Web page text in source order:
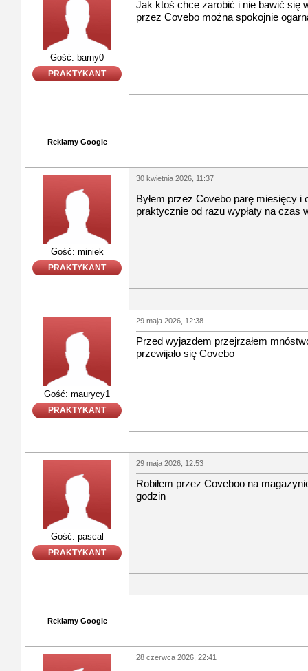
Gość: barny0
PRAKTYKANT
Jak ktoś chce zarobić i nie bawić się
przez Covebo można spokojnie
Reklamy Google
Gość: miniek
PRAKTYKANT
30 kwietnia 2026, 11:37
Byłem przez Covebo parę miesięcy i
praktycznie od razu wypłaty na czas
Gość: maurycy1
PRAKTYKANT
29 maja 2026, 12:38
Przed wyjazdem przejrzałem
przewijało się Covebo
Gość: pascal
PRAKTYKANT
29 maja 2026, 12:53
Robiłem przez Coveboo na
godzin
Reklamy Google
28 czerwca 2026, 22:41